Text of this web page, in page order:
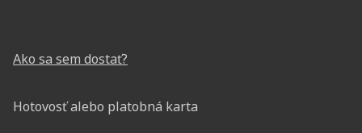
Ako sa sem dostať?
Hotovosť alebo platobná karta